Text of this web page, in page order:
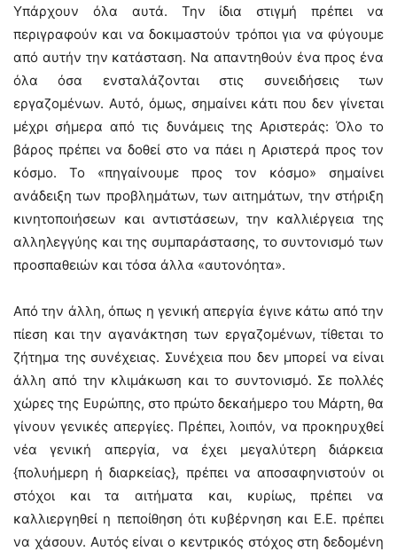
Υπάρχουν όλα αυτά. Την ίδια στιγμή πρέπει να
περιγραφούν και να δοκιμαστούν τρόποι για να φύγουμε
από αυτήν την κατάσταση. Να απαντηθούν ένα προς ένα
όλα όσα ενσταλάζονται στις συνειδήσεις των
εργαζομένων. Αυτό, όμως, σημαίνει κάτι που δεν γίνεται
μέχρι σήμερα από τις δυνάμεις της Αριστεράς: Όλο το
βάρος πρέπει να δοθεί στο να πάει η Αριστερά προς τον
κόσμο. Το «πηγαίνουμε προς τον κόσμο» σημαίνει
ανάδειξη των προβλημάτων, των αιτημάτων, την στήριξη
κινητοποιήσεων και αντιστάσεων, την καλλιέργεια της
αλληλεγγύης και της συμπαράστασης, το συντονισμό των
προσπαθειών και τόσα άλλα «αυτονόητα».
Από την άλλη, όπως η γενική απεργία έγινε κάτω από την
πίεση και την αγανάκτηση των εργαζομένων, τίθεται το
ζήτημα της συνέχειας. Συνέχεια που δεν μπορεί να είναι
άλλη από την κλιμάκωση και το συντονισμό. Σε πολλές
χώρες της Ευρώπης, στο πρώτο δεκαήμερο του Μάρτη, θα
γίνουν γενικές απεργίες. Πρέπει, λοιπόν, να προκηρυχθεί
νέα γενική απεργία, να έχει μεγαλύτερη διάρκεια
{πολυήμερη ή διαρκείας}, πρέπει να αποσαφηνιστούν οι
στόχοι και τα αιτήματα και, κυρίως, πρέπει να
καλλιεργηθεί η πεποίθηση ότι κυβέρνηση και Ε.Ε. πρέπει
να χάσουν. Αυτός είναι ο κεντρικός στόχος στη δεδομένη